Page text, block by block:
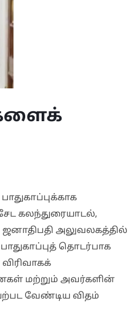
கலந்துரையாடல்,
ஜனாதிபதி அலுவலகத்தில்
தொடர்பாக
மற்றும் அவர்களின்
வேண்டிய விதம்